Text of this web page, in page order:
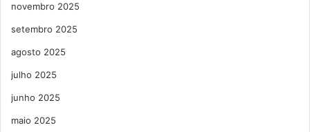
novembro 2025
setembro 2025
agosto 2025
julho 2025
junho 2025
maio 2025